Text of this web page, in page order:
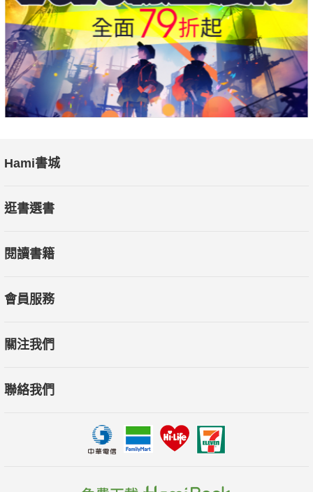
操作方式之一，利用社會心理學的從眾效應，加上網路資訊科技
的便利性，輕易的將網路上的消費者凝聚在一起。
本書要談的，不只是社群的「媒體」的角色，而是如何藉由
群眾的力量醞釀、擴散企業想傳達的資訊，與受眾溝通，營造品
牌力，藉由多種平台曝光，走長走久才是真正成功的行銷效益。
無論是剛入門、已入門，還是行銷老手，都能精準掌握買家
重要事件
講堂等講師。
銷、趨勢與勵志。
銷的最前端。
3.單堂上萬元的課程，只需花費一本書的價格即能有實戰能
Hami書城
逛書選書
閱讀書籍
會員服務
關注我們
聯絡我們